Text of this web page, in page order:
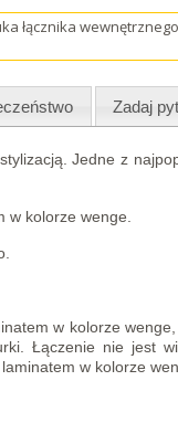
łącznika
Zadaj
Jedne z
w kolorze wenge.
w kolorze wenge,
Łączenie nie jest
w kolorze